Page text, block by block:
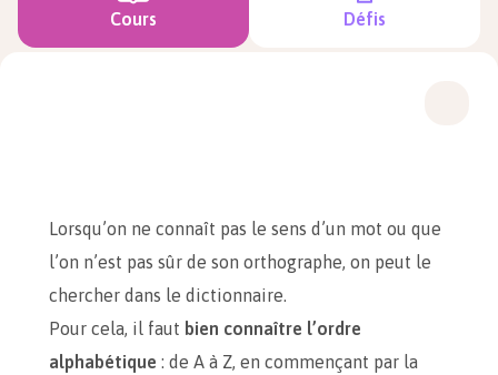
Cours Défis
Lorsqu’on ne connaît pas le sens d’un mot ou que
l’on n’est pas sûr de son orthographe, on peut le
chercher dans le dictionnaire.
Pour cela, il faut bien connaître l’ordre
alphabétique : de A à Z, en commençant par la